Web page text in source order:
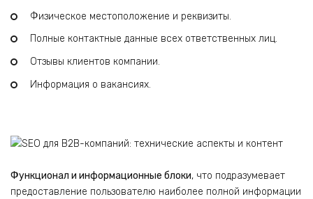
Физическое местоположение и реквизиты.
Полные контактные данные всех ответственных лиц.
Отзывы клиентов компании.
Информация о вакансиях.
Функционал и информационные блоки, что подразумевает
предоставление пользователю наиболее полной информации